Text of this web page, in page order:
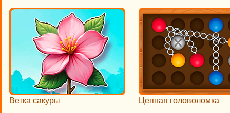
Ветка сакуры Цепная головоломка